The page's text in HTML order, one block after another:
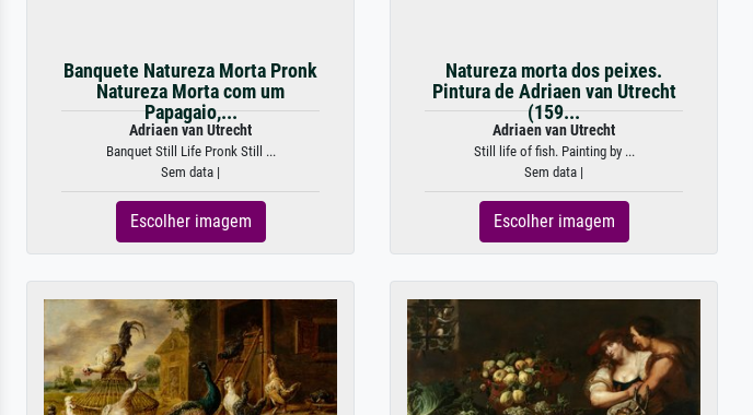
Banquete Natureza Morta Pronk
Natureza Morta com um
Papagaio,...
Adriaen van Utrecht
Banquet Still Life Pronk Still ...
Sem data |
Escolher imagem
Natureza morta dos peixes.
Pintura de Adriaen van Utrecht
(159...
Adriaen van Utrecht
Still life of fish. Painting by ...
Sem data |
Escolher imagem